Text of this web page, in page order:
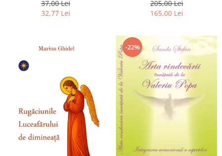
37,00 Lei
32,77 Lei
extrasenzoriale - cu exercitii
205,00 Lei
165,00 Lei
-22%